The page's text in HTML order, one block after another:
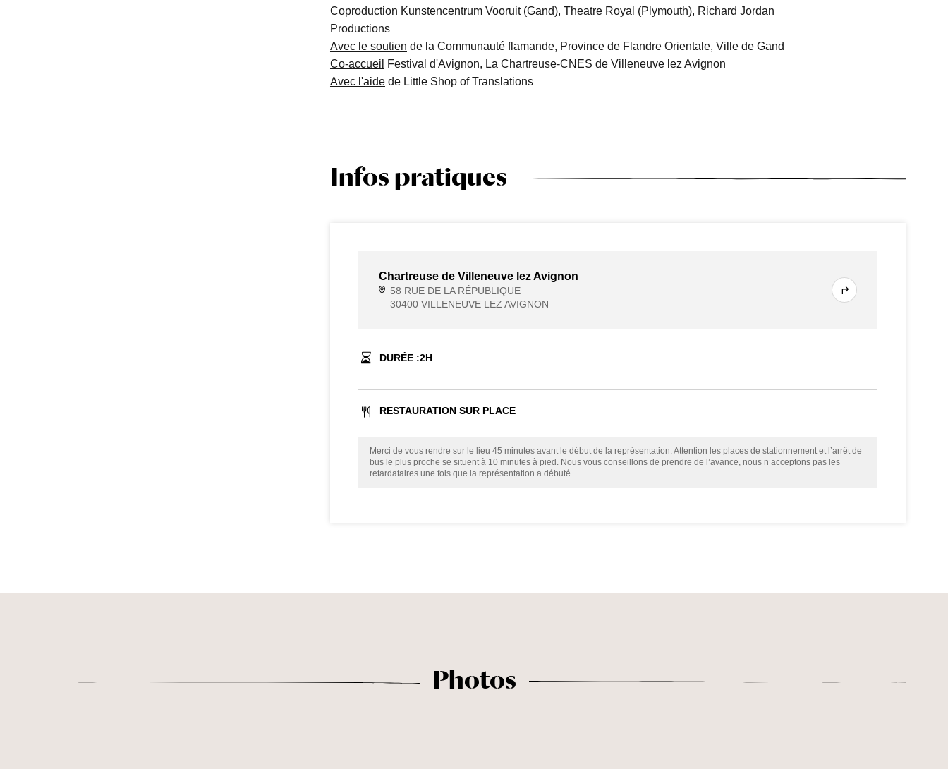
Coproduction Kunstencentrum Vooruit (Gand), Theatre Royal (Plymouth), Richard Jordan
Productions
Avec le soutien de la Communauté flamande, Province de Flandre Orientale, Ville de Gand
Co-accueil
Festival d'Avignon, La Chartreuse-CNES de Villeneuve lez Avignon
Avec l'aidede Little Shop of Translations
Infos pratiques
Chartreuse de Villeneuve lez Avignon
58 RUE DE LA RÉPUBLIQUE
30400 VILLENEUVE LEZ AVIGNON
DURÉE :2H
RESTAURATION SUR PLACE
Merci de vous rendre sur le lieu 45 minutes avant le début de la représentation. Attention les places de stationnement et l’arrêt de
bus le plus proche se situent à 10 minutes à pied. Nous vous conseillons de prendre de l’avance, nous n’acceptons pas les
retardataires une fois que la représentation a débuté.
Photos